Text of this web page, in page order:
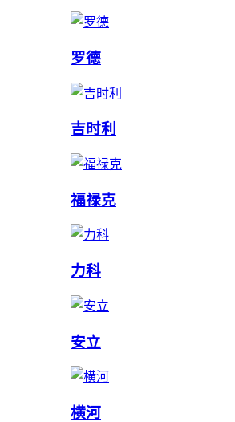
罗德
吉时利
福禄克
力科
安立
横河